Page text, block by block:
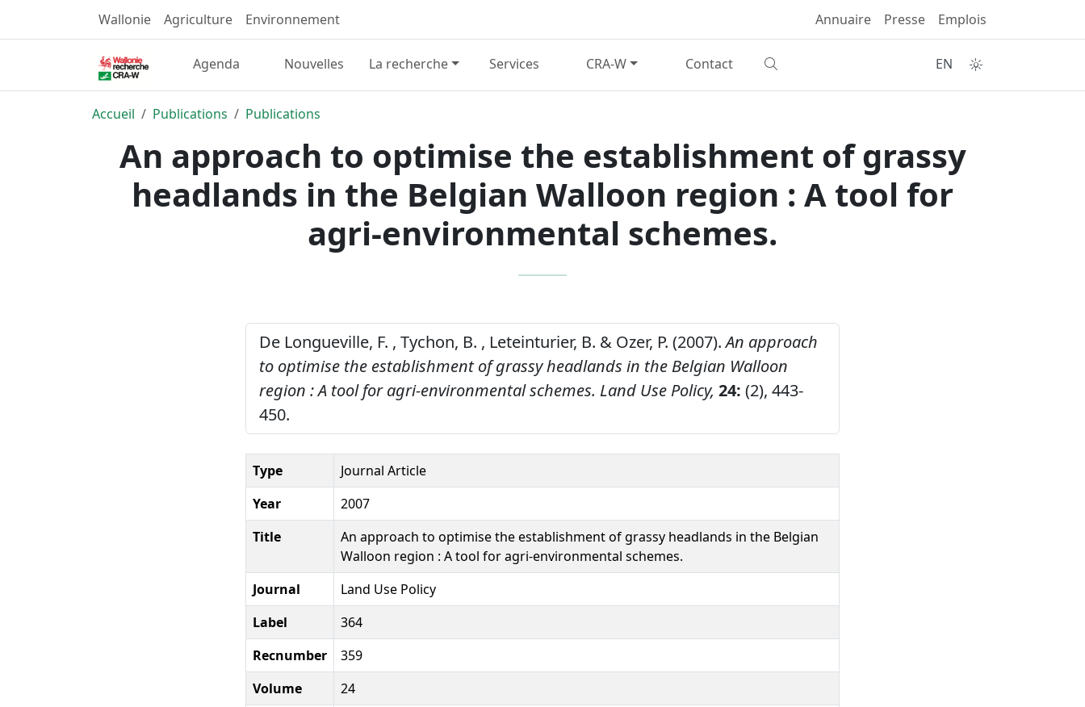
Wallonie Agriculture Environnement Annuaire Presse Emplois
Agenda Nouvelles La recherche Services CRA-W Contact EN
Accueil Publications Publications
An approach to optimise the establishment of grassy
headlands in the Belgian Walloon region : A tool for
agri-environmental schemes.
De Longueville, F. , Tychon, B. , Leteinturier, B. & Ozer, P. (2007).An approach
to optimise the establishment of grassy headlands in the Belgian Walloon
region : A tool for agri-environmental schemes. Land Use Policy, 24: (2), 443-
450.
Type
Journal Article
Year
2007
Title
An approach to optimise the establishment of grassy headlands in the Belgian
Walloon region : A tool for agri-environmental schemes.
Journal
Land Use Policy
Label
364
Recnumber
359
Volume
24